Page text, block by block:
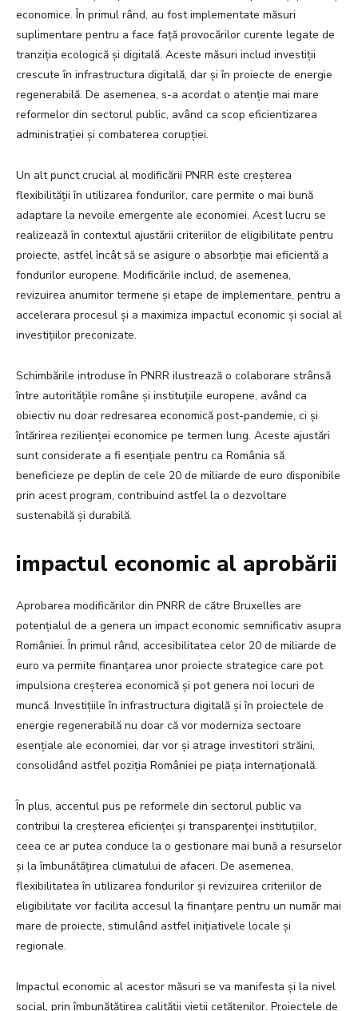
economice. În primul rând, au fost implementate măsuri
suplimentare pentru a face față provocărilor curente legate de
tranziția ecologică și digitală. Aceste măsuri includ investiții
crescute în infrastructura digitală, dar și în proiecte de energie
regenerabilă. De asemenea, s-a acordat o atenție mai mare
reformelor din sectorul public, având ca scop eficientizarea
administrației și combaterea corupției.
Un alt punct crucial al modificării PNRR este creșterea
flexibilității în utilizarea fondurilor, care permite o mai bună
adaptare la nevoile emergente ale economiei. Acest lucru se
realizează în contextul ajustării criteriilor de eligibilitate pentru
proiecte, astfel încât să se asigure o absorbție mai eficientă a
fondurilor europene. Modificările includ, de asemenea,
revizuirea anumitor termene și etape de implementare, pentru a
accelerara procesul și a maximiza impactul economic și social al
investițiilor preconizate.
Schimbările introduse în PNRR ilustrează o colaborare strânsă
între autoritățile române și instituțiile europene, având ca
obiectiv nu doar redresarea economică post-pandemie, ci și
întărirea rezilienței economice pe termen lung. Aceste ajustări
sunt considerate a fi esențiale pentru ca România să
beneficieze pe deplin de cele 20 de miliarde de euro disponibile
prin acest program, contribuind astfel la o dezvoltare
sustenabilă și durabilă.
impactul economic al aprobării
Aprobarea modificărilor din PNRR de către Bruxelles are
potențialul de a genera un impact economic semnificativ asupra
României. În primul rând, accesibilitatea celor 20 de miliarde de
euro va permite finanțarea unor proiecte strategice care pot
impulsiona creșterea economică și pot genera noi locuri de
muncă. Investițiile în infrastructura digitală și în proiectele de
energie regenerabilă nu doar că vor moderniza sectoare
esențiale ale economiei, dar vor și atrage investitori străini,
consolidând astfel poziția României pe piața internațională.
În plus, accentul pus pe reformele din sectorul public va
contribui la creșterea eficienței și transparenței instituțiilor,
ceea ce ar putea conduce la o gestionare mai bună a resurselor
și la îmbunătățirea climatului de afaceri. De asemenea,
flexibilitatea în utilizarea fondurilor și revizuirea criteriilor de
eligibilitate vor facilita accesul la finanțare pentru un număr mai
mare de proiecte, stimulând astfel inițiativele locale și
regionale.
Impactul economic al acestor măsuri se va manifesta și la nivel
social, prin îmbunătățirea calității vieții cetățenilor. Proiectele de